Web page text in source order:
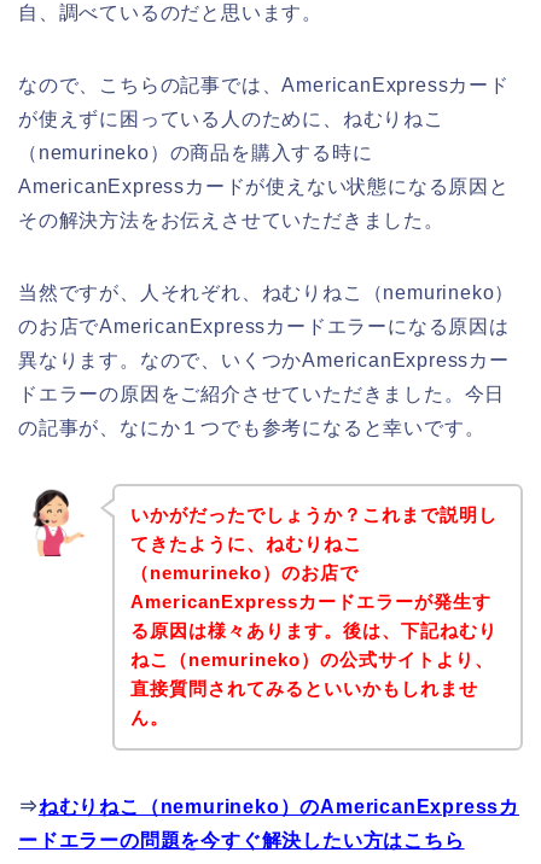
自、調べているのだと思います。
なので、こちらの記事では、AmericanExpressカード
が使えずに困っている人のために、ねむりねこ
（nemurineko）の商品を購入する時に
AmericanExpressカードが使えない状態になる原因と
その解決方法をお伝えさせていただきました。
当然ですが、人それぞれ、ねむりねこ（nemurineko）
のお店でAmericanExpressカードエラーになる原因は
異なります。なので、いくつかAmericanExpressカー
ドエラーの原因をご紹介させていただきました。今日
の記事が、なにか１つでも参考になると幸いです。
いかがだったでしょうか？これまで説明し
てきたように、ねむりねこ
（nemurineko）のお店で
AmericanExpressカードエラーが発生す
る原因は様々あります。後は、下記ねむり
ねこ（nemurineko）の公式サイトより、
直接質問されてみるといいかもしれませ
ん。
⇒ねむりねこ（nemurineko）のAmericanExpressカ
ードエラーの問題を今すぐ解決したい方はこちら